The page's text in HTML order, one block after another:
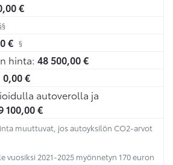
€
€ §
hinta: 48 500,00€
0,00€
autoverolla ja
100,00€
muuttuvat, jos autoyksilön CO2-arvot
vuosiksi 2021-2025 myönnetyn 170 euron